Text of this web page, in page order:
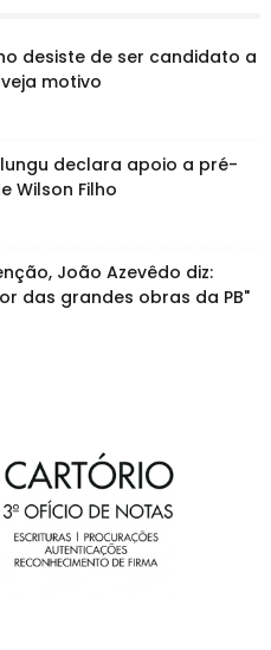
desiste de ser candidato a
motivo
declara apoio a pré-
Wilson Filho
João Azevêdo diz:
das grandes obras da PB"